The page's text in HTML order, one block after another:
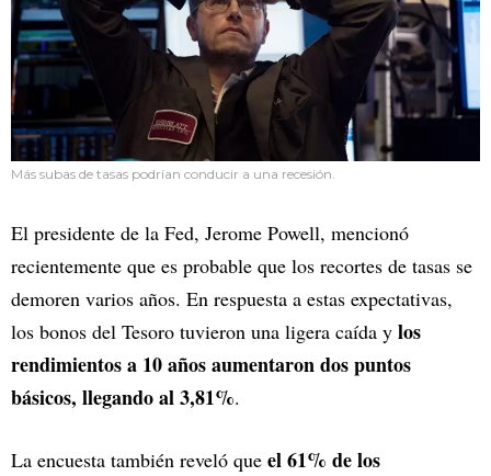
Más subas de tasas podrían conducir a una recesión.
El presidente de la Fed, Jerome Powell, mencionó
recientemente que es probable que los recortes de tasas se
demoren varios años. En respuesta a estas expectativas,
los bonos del Tesoro tuvieron una ligera caída y los
rendimientos a 10 años aumentaron dos puntos
básicos, llegando al 3,81%.
La encuesta también reveló que el 61% de los